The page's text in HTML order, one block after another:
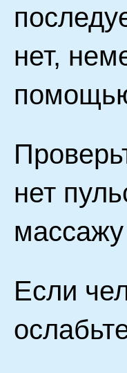
нет,
нет
Если